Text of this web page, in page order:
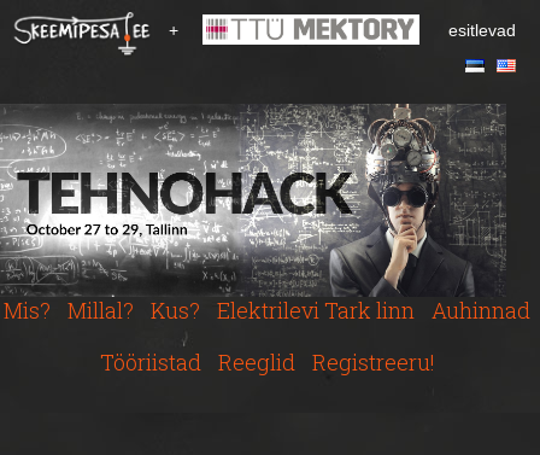
t
o
m
a
i
n
c
o
+ esitlevad
Mis? Millal? Kus? Elektrilevi Tark linn Auhinnad
Tööriistad
Reeglid Registreeru!